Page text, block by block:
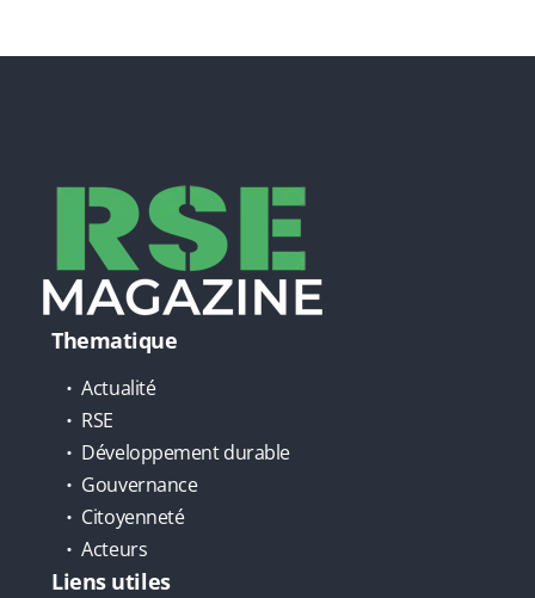
Thematique
Actualité
RSE
Développement durable
Gouvernance
Citoyenneté
Acteurs
Liens utiles